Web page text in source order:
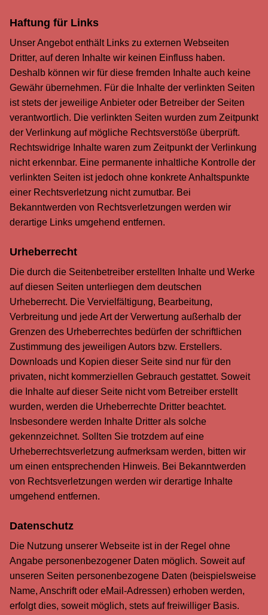
Haftung für Links
Unser Angebot enthält Links zu externen Webseiten
Dritter, auf deren Inhalte wir keinen Einfluss haben.
Deshalb können wir für diese fremden Inhalte auch keine
Gewähr übernehmen. Für die Inhalte der verlinkten Seiten
ist stets der jeweilige Anbieter oder Betreiber der Seiten
verantwortlich. Die verlinkten Seiten wurden zum Zeitpunkt
der Verlinkung auf mögliche Rechtsverstöße überprüft.
Rechtswidrige Inhalte waren zum Zeitpunkt der Verlinkung
nicht erkennbar. Eine permanente inhaltliche Kontrolle der
verlinkten Seiten ist jedoch ohne konkrete Anhaltspunkte
einer Rechtsverletzung nicht zumutbar. Bei
Bekanntwerden von Rechtsverletzungen werden wir
derartige Links umgehend entfernen.
Urheberrecht
Die durch die Seitenbetreiber erstellten Inhalte und Werke
auf diesen Seiten unterliegen dem deutschen
Urheberrecht. Die Vervielfältigung, Bearbeitung,
Verbreitung und jede Art der Verwertung außerhalb der
Grenzen des Urheberrechtes bedürfen der schriftlichen
Zustimmung des jeweiligen Autors bzw. Erstellers.
Downloads und Kopien dieser Seite sind nur für den
privaten, nicht kommerziellen Gebrauch gestattet. Soweit
die Inhalte auf dieser Seite nicht vom Betreiber erstellt
wurden, werden die Urheberrechte Dritter beachtet.
Insbesondere werden Inhalte Dritter als solche
gekennzeichnet. Sollten Sie trotzdem auf eine
Urheberrechtsverletzung aufmerksam werden, bitten wir
um einen entsprechenden Hinweis. Bei Bekanntwerden
von Rechtsverletzungen werden wir derartige Inhalte
umgehend entfernen.
Datenschutz
Die Nutzung unserer Webseite ist in der Regel ohne
Angabe personenbezogener Daten möglich. Soweit auf
unseren Seiten personenbezogene Daten (beispielsweise
Name, Anschrift oder eMail-Adressen) erhoben werden,
erfolgt dies, soweit möglich, stets auf freiwilliger Basis.